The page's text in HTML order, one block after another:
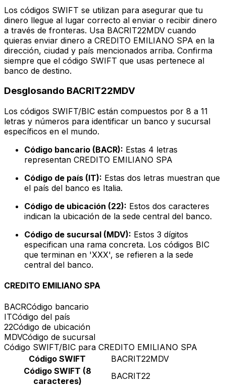
Los códigos SWIFT se utilizan para asegurar que tu
dinero llegue al lugar correcto al enviar o recibir dinero
a través de fronteras. Usa BACRIT22MDV cuando
quieras enviar dinero a CREDITO EMILIANO SPA en la
dirección, ciudad y país mencionados arriba. Confirma
siempre que el código SWIFT que usas pertenece al
banco de destino.
Desglosando BACRIT22MDV
Los códigos SWIFT/BIC están compuestos por 8 a 11
letras y números para identificar un banco y sucursal
específicos en el mundo.
Código bancario (BACR): Estas 4 letras
representan CREDITO EMILIANO SPA
Código de país (IT): Estas dos letras muestran que
el país del banco es Italia.
Código de ubicación (22): Estos dos caracteres
indican la ubicación de la sede central del banco.
Código de sucursal (MDV): Estos 3 dígitos
especifican una rama concreta. Los códigos BIC
que terminan en 'XXX', se refieren a la sede
central del banco.
CREDITO EMILIANO SPA
BACRCódigo bancario
ITCódigo del país
22Código de ubicación
MDVCódigo de sucursal
Código SWIFT/BIC para CREDITO EMILIANO SPA
Código SWIFT
BACRIT22MDV
Código SWIFT (8
caracteres)
BACRIT22